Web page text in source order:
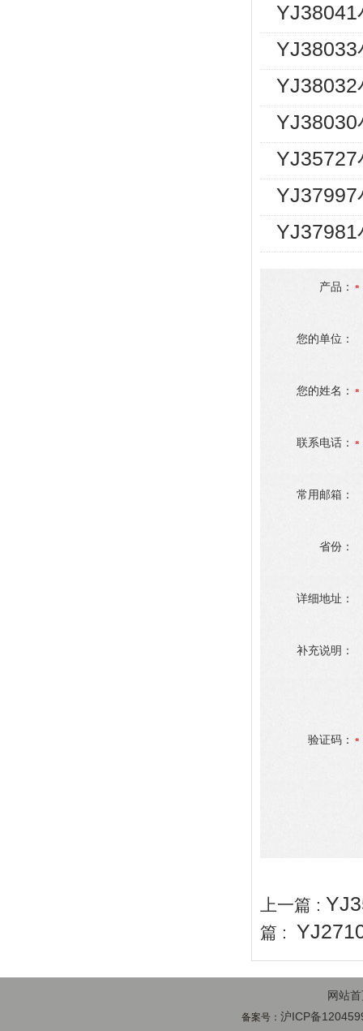
YJ38041
YJ38033
YJ38032
YJ38030
YJ35727
YJ37997
YJ37981
产品：
您的单位：
您的姓名：
联系电话：
常用邮箱：
省份：
详细地址：
补充说明：
验证码：
上一篇 :
篇 :
网站
备案号：沪ICP备